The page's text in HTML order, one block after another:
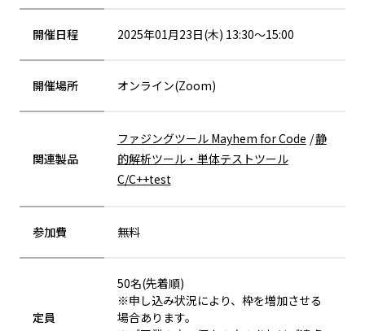
開催日程 2025年01月23日(木) 13:30～15:00
開催場所 オンライン(Zoom)
関連製品
ファジングツール Mayhem for Code 静
的解析ツール・単体テストツール
C/C++test
参加費 無料
定員
50名(先着順)
※申し込み状況により、枠を増加させる
場合あります。